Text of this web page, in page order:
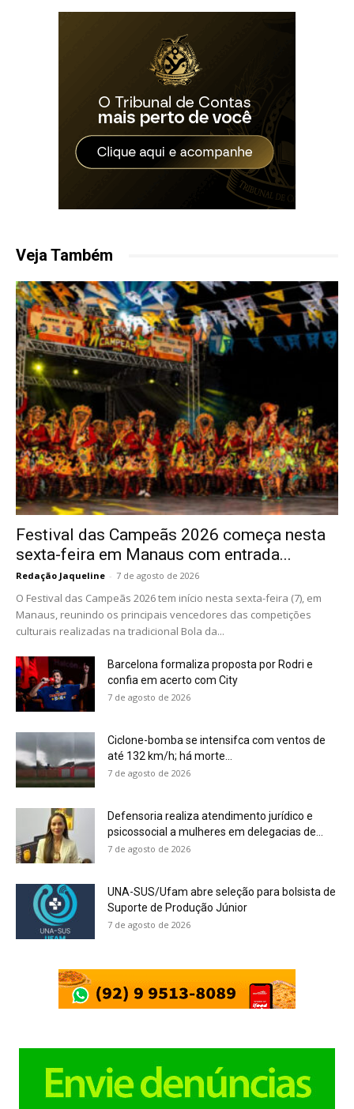
Veja Também
Festival das Campeãs 2026 começa nesta
sexta-feira em Manaus com entrada...
Redação Jaqueline - 7 de agosto de 2026
O Festival das Campeãs 2026 tem início nesta sexta-feira (7), em
Manaus, reunindo os principais vencedores das competições
culturais realizadas na tradicional Bola da...
Barcelona formaliza proposta por Rodri e
confia em acerto com City
7 de agosto de 2026
Ciclone-bomba se intensifca com ventos de
até 132 km/h; há morte...
7 de agosto de 2026
Defensoria realiza atendimento jurídico e
psicossocial a mulheres em delegacias de...
7 de agosto de 2026
UNA-SUS/Ufam abre seleção para bolsista de
Suporte de Produção Júnior
7 de agosto de 2026